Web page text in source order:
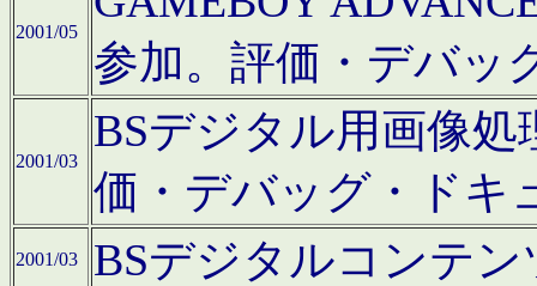
2001/05
参加。評価・デバッ
2001/03
BSデジタル用画像
価・デバッグ・ドキ
2001/03 BSデジタルコンテ